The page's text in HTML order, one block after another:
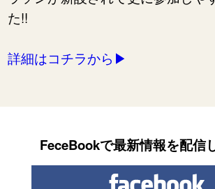
た!!
詳細はコチラから▶︎
FeceBookで最新情報を配信